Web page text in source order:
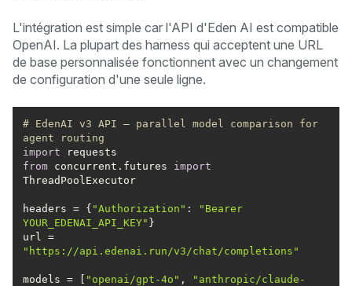
L'intégration est simple car l'API d'Eden AI est compatible
OpenAI. La plupart des harness qui acceptent une URL
de base personnalisée fonctionnent avec un changement
de configuration d'une seule ligne.
# EdenAI v3 API — parallel model comparison for
agent routing
import
from concurrent.futures import
headers = { "Authorization" :
"Bearer
YOUR_EDENAI_API_KEY"
"https://api.edenai.run/v3/chat/completions"
models = [ "openai/gpt-4o" ,
"anthropic/claude-